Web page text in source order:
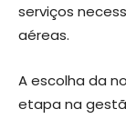
serviços
aéreas.
A escolha da
etapa na